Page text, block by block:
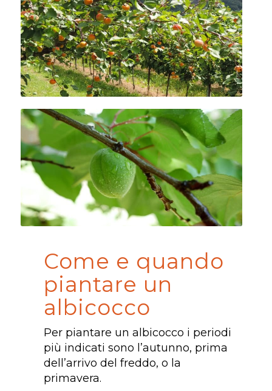
Come e quando
piantare un
albicocco
Per piantare un albicocco i periodi
più indicati sono l’autunno, prima
dell’arrivo del freddo, o la
primavera.